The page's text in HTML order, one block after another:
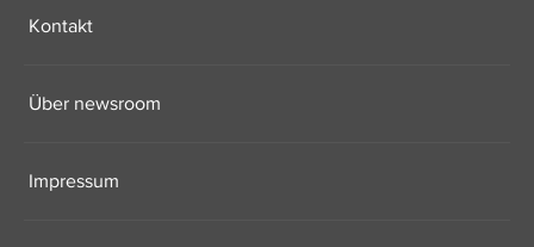
Kontakt
Über newsroom
Impressum